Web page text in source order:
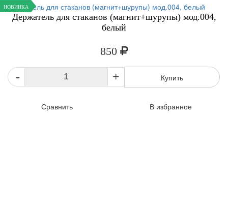
НОВИНКА
Держатель для стаканов (магнит+шурупы) мод.004,
белый
850
- + Купить
Сравнить В избранное